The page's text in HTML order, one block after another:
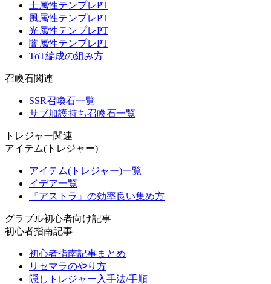
土属性テンプレPT
風属性テンプレPT
光属性テンプレPT
闇属性テンプレPT
ToT編成の組み方
召喚石関連
SSR召喚石一覧
サブ加護持ち召喚石一覧
トレジャー関連
アイテム(トレジャー)
アイテム(トレジャー)一覧
イデア一覧
『アストラ』の効率良い集め方
グラブル初心者向け記事
初心者指南記事
初心者指南記事まとめ
リセマラのやり方
隠しトレジャー入手法/手順